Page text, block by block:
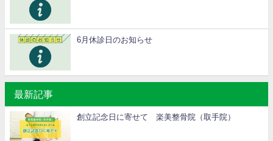
6月休診日のお知らせ
最新記事
創立記念日に寄せて 楽美整骨院（取手院）